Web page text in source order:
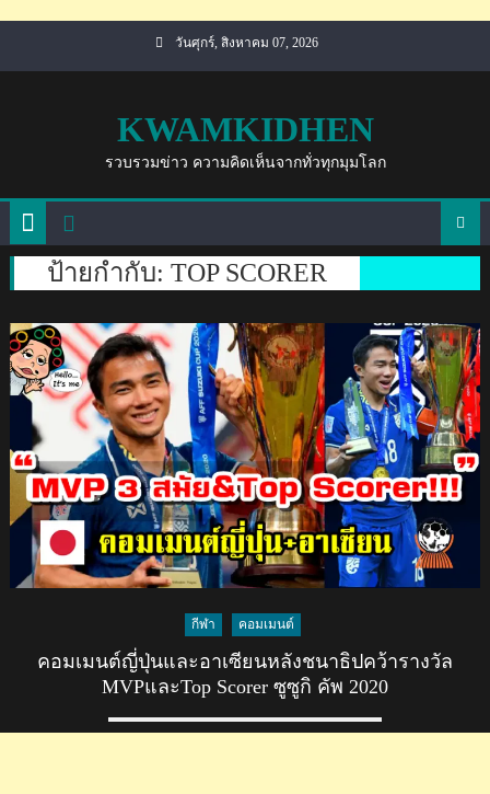
วันศุกร์, สิงหาคม 07, 2026
KWAMKIDHEN
รวบรวมข่าว ความคิดเห็นจากทั่วทุกมุมโลก
ป้ายกำกับ: TOP SCORER
กีฬา คอมเมนต์
คอมเมนต์ญี่ปุ่นและอาเซียนหลังชนาธิปคว้ารางวัล
MVPและTop Scorer ซูซูกิ คัพ 2020